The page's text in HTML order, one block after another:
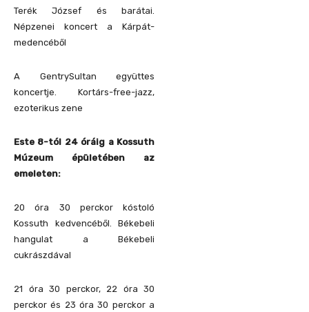
Terék József és barátai.
Népzenei koncert a Kárpát-
medencéből
A GentrySultan együttes
koncertje. Kortárs-free-jazz,
ezoterikus zene
Este 8-tól 24 óráig a Kossuth
Múzeum épületében az
emeleten:
20 óra 30 perckor kóstoló
Kossuth kedvencéből. Békebeli
hangulat a Békebeli
cukrászdával
21 óra 30 perckor, 22 óra 30
perckor és 23 óra 30 perckor a